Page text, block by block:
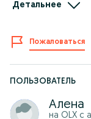
привязывается к
Пристраивается
Без самовыгула.
Только Ташкент.
Алена
Eva uy qidirmoqda!
Детальнее
Пожаловаться
ПОЛЬЗОВАТЕЛЬ
Алена
на OLX с